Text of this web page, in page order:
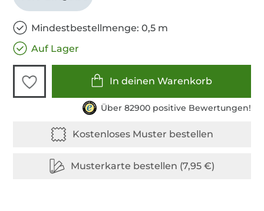
Mindestbestellmenge: 0,5 m
Auf Lager
In deinen Warenkorb
Über 82900 positive Bewertungen!